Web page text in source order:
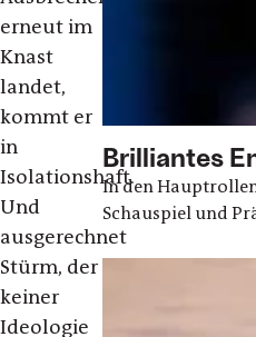
erneut im
Knast
landet,
kommt er
in
Isolationshaft.
Und
ausgerechnet
Stürm, der
keiner
Ideologie
Brilliantes
In den
Schauspiel und